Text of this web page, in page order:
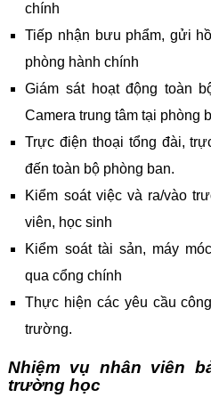
chính
Tiếp nhận bưu phẩm, gửi
phòng hành chính
Giám sát hoạt động toàn
Camera trung tâm tại phòng
Trực điện thoại tổng đài,
đến toàn bộ phòng ban.
Kiểm soát việc và ra/vào
viên, học sinh
Kiểm soát tài sản, máy
qua cổng chính
Thực hiện các yêu cầu
trường.
Nhiệm vụ nhân viên
trường học